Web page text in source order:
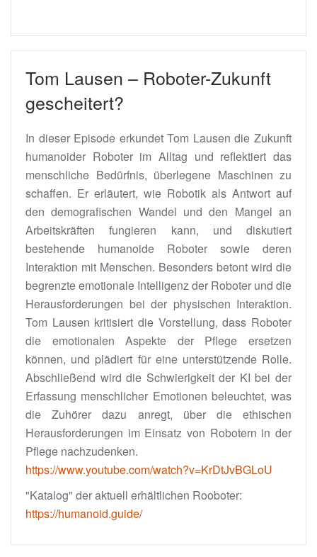
Tom Lausen – Roboter-Zukunft
gescheitert?
In dieser Episode erkundet Tom Lausen die Zukunft
humanoider Roboter im Alltag und reflektiert das
menschliche Bedürfnis, überlegene Maschinen zu
schaffen. Er erläutert, wie Robotik als Antwort auf
den demografischen Wandel und den Mangel an
Arbeitskräften fungieren kann, und diskutiert
bestehende humanoide Roboter sowie deren
Interaktion mit Menschen. Besonders betont wird die
begrenzte emotionale Intelligenz der Roboter und die
Herausforderungen bei der physischen Interaktion.
Tom Lausen kritisiert die Vorstellung, dass Roboter
die emotionalen Aspekte der Pflege ersetzen
können, und plädiert für eine unterstützende Rolle.
Abschließend wird die Schwierigkeit der KI bei der
Erfassung menschlicher Emotionen beleuchtet, was
die Zuhörer dazu anregt, über die ethischen
Herausforderungen im Einsatz von Robotern in der
Pflege nachzudenken.
https://www.youtube.com/watch?v=KrDtJvBGLoU
"Katalog" der aktuell erhältlichen Rooboter:
https://humanoid.guide/